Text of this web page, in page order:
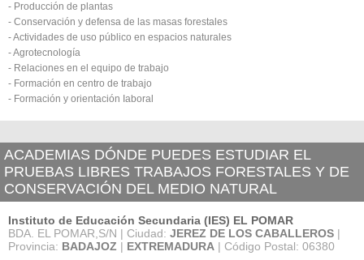
- Producción de plantas
- Conservación y defensa de las masas forestales
- Actividades de uso público en espacios naturales
- Agrotecnología
- Relaciones en el equipo de trabajo
- Formación en centro de trabajo
- Formación y orientación Iaboral
ACADEMIAS DÓNDE PUEDES ESTUDIAR EL
PRUEBAS LIBRES TRABAJOS FORESTALES Y DE
CONSERVACIÓN DEL MEDIO NATURAL
Instituto de Educación Secundaria (IES) EL POMAR
BDA. EL POMAR,S/N | Ciudad: JEREZ DE LOS CABALLEROS |
Provincia: BADAJOZ | EXTREMADURA | Código Postal: 06380